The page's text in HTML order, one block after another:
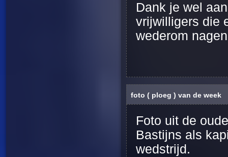
Dank je wel
vrijwilligers die
wederom
foto ( ploeg ) van de week
Foto uit de
Bastijns als
wedstrijd.